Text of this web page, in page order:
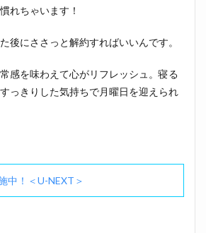
れちゃいます！
後にささっと解約すればいいんです。
感を味わえて心がリフレッシュ。寝る
っきりした気持ちで月曜日を迎えられ
中！＜U-NEXT＞